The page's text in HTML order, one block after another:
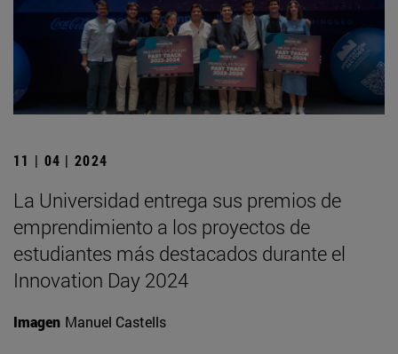
11 | 04 | 2024
La Universidad entrega sus premios de
emprendimiento a los proyectos de
estudiantes más destacados durante el
Innovation Day 2024
Imagen Manuel Castells